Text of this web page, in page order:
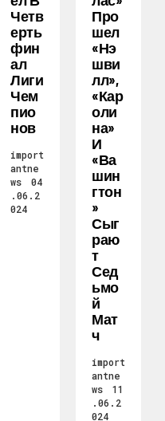
Четв
Ерть
Фин
Ал
Лиги
Чем
Пио
Нов
import
antne
ws
04
.06.2
024
Про
Шел
«Нэ
Шви
Лл»,
«Кар
Оли
На»
И
«Ва
Шин
Гтон
»
Сыг
Раю
Т
Сед
Ьмо
Й
Мат
Ч
import
antne
ws
11
.06.2
024